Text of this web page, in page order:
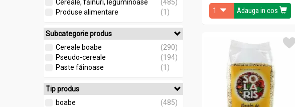
Cereale, făinuri, leguminoase
(485)
Produse alimentare
(1)
Subcategorie produs
Cereale boabe
(290)
Pseudo-cereale
(194)
Paste făinoase
(1)
Tip produs
boabe
(485)
Adauga in cos